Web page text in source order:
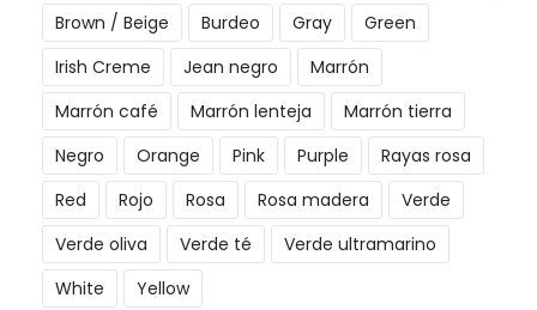
Brown / Beige
Burdeo Gray
Green
Irish Creme
Jean negro
Marrón
Marrón café
Marrón lenteja
Marrón tierra
Negro
Orange Pink Purple
Rayas rosa
Red
Rojo Rosa Rosa madera
Verde
Verde oliva
Verde té
Verde ultramarino
White
Yellow